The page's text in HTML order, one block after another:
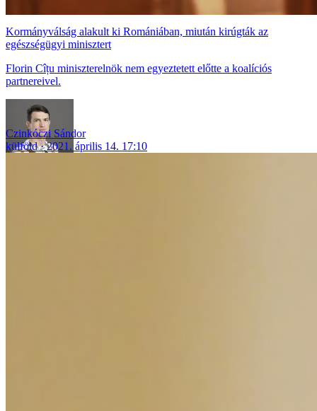
Kormányválság alakult ki Romániában, miután kirúgták az
egészségügyi minisztert
Florin Cîțu miniszterelnök nem egyeztetett előtte a koalíciós
partnereivel.
Czinkóczi Sándor
külföld
2021. április 14. 17:10